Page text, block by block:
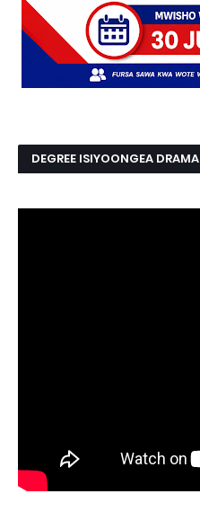
DEGREE ISIYOONGEA DRAMA